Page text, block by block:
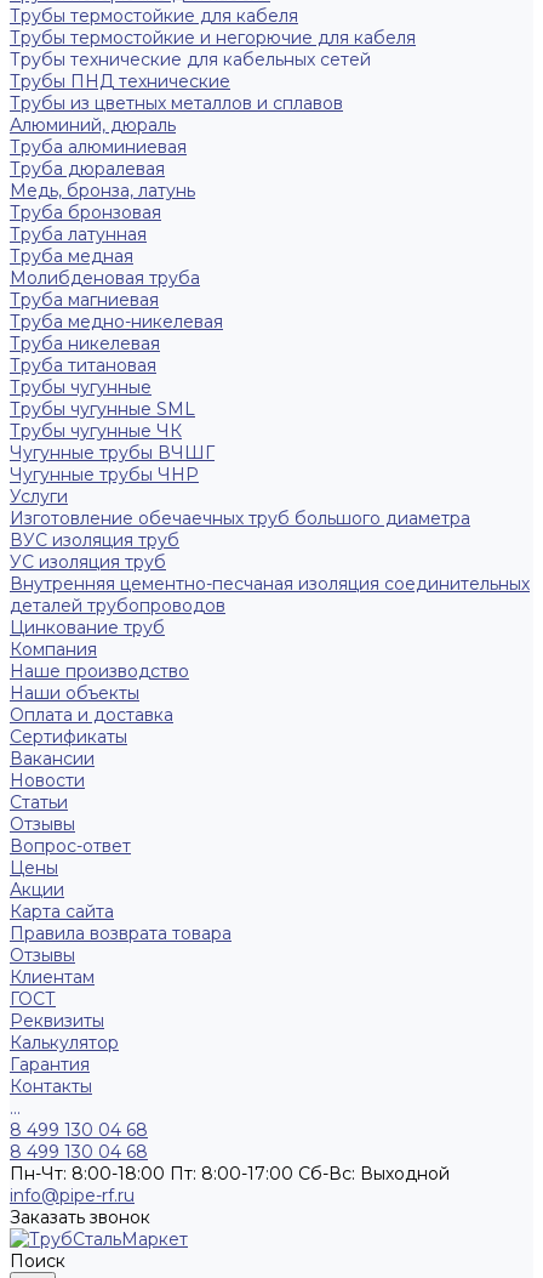
Трубы термостойкие для кабеля
Трубы термостойкие и негорючие для кабеля
Трубы технические для кабельных сетей
Трубы ПНД технические
Трубы из цветных металлов и сплавов
Алюминий, дюраль
Труба алюминиевая
Труба дюралевая
Медь, бронза, латунь
Труба бронзовая
Труба латунная
Труба медная
Молибденовая труба
Труба магниевая
Труба медно-никелевая
Труба никелевая
Труба титановая
Трубы чугунные
Трубы чугунные SML
Трубы чугунные ЧК
Чугунные трубы ВЧШГ
Чугунные трубы ЧНР
Услуги
Изготовление обечаечных труб большого диаметра
ВУС изоляция труб
УС изоляция труб
Внутренняя цементно-песчаная изоляция соединительных
деталей трубопроводов
Цинкование труб
Компания
Наше производство
Наши объекты
Оплата и доставка
Сертификаты
Вакансии
Новости
Статьи
Отзывы
Вопрос-ответ
Цены
Акции
Карта сайта
Правила возврата товара
Отзывы
Клиентам
ГОСТ
Реквизиты
Калькулятор
Гарантия
Контакты
...
8 499 130 04 68
8 499 130 04 68
Пн-Чт: 8:00-18:00 Пт: 8:00-17:00 Сб-Вс: Выходной
info@pipe-rf.ru
Заказать звонок
Поиск